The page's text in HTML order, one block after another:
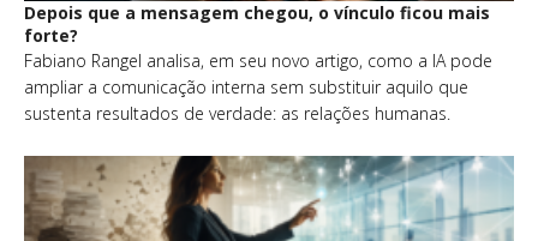
Depois que a mensagem chegou, o vínculo ficou mais
forte?
Fabiano Rangel analisa, em seu novo artigo, como a IA pode
ampliar a comunicação interna sem substituir aquilo que
sustenta resultados de verdade: as relações humanas.